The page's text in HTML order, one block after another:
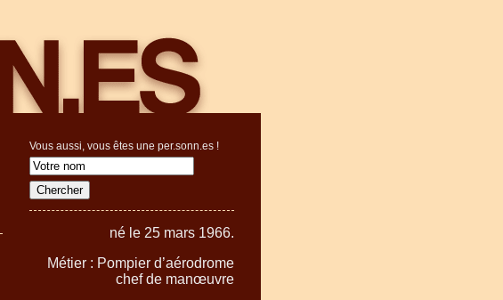
Vous aussi, vous êtes une per.sonn.es !
né le 25 mars 1966.
Métier : Pompier d’aérodrome
chef de manœuvre